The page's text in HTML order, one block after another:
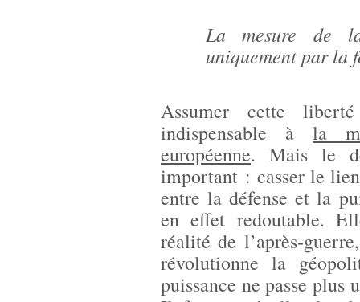
La mesure de
uniquement par la
Assumer cette
indispensable à la
européenne. Mais le
important : casser le
entre la défense et la
en effet redoutable.
réalité de l’après-
révolutionne la
puissance ne passe